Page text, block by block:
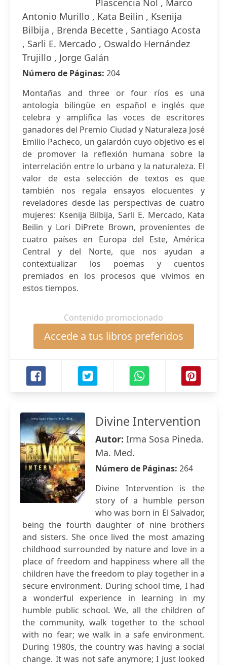
Plascencia Ñol , Marco
Antonio Murillo , Kata Beilin , Ksenija
Bilbija , Brenda Becette , Santiago Acosta
, Sarli E. Mercado , Oswaldo Hernández
Trujillo , Jorge Galán
Número de Páginas: 204
Montañas and three or four ríos es una
antología bilingüe en español e inglés que
celebra y amplifica las voces de escritores
ganadores del Premio Ciudad y Naturaleza José
Emilio Pacheco, un galardón cuyo objetivo es el
de promover la reflexión humana sobre la
interrelación entre lo urbano y la naturaleza. El
valor de esta selección de textos es que
también nos regala ensayos elocuentes y
reveladores desde las perspectivas de cuatro
mujeres: Ksenija Bilbija, Sarli E. Mercado, Kata
Beilin y Lori DiPrete Brown, provenientes de
cuatro países en Europa del Este, América
Central y del Norte, que nos ayudan a
contextualizar los poemas y cuentos
premiados en los procesos que vivimos en
estos tiempos.
Contenido promocionado
Accede a tus libros preferidos
Divine Intervention
Autor: Irma Sosa Pineda.
Ma. Med.
Número de Páginas: 264
Divine Intervention is the
story of a humble person
who was born in El Salvador,
being the fourth daughter of nine brothers
and sisters. She once lived the most amazing
childhood surrounded by nature and love in a
place of freedom and happiness where all the
children have the freedom to play together in a
secure environment. During school time, I had
a wonderful experience in learning in my
humble public school. We, all the children of
the community, walk together to the school
with no fear; we walk in a safe environment.
During 1980s, the country was having a social
change. It was not safe anymore; I just looked